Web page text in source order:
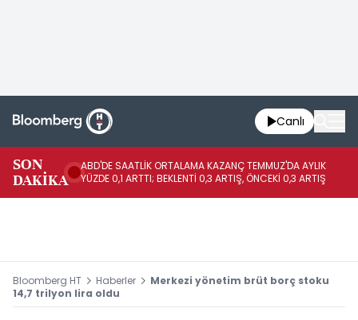
Canlı
SON
DAKİKA
ABD'DE SAATLİK ORTALAMA KAZANÇ TEMMUZ'DA AYLIK
YÜZDE 0,1 ARTTI; BEKLENTİ 0,3 ARTIŞ, ÖNCEKİ 0,3 ARTIŞ
Bloomberg HT Haberler
Merkezi yönetim brüt borç stoku
14,7 trilyon lira oldu